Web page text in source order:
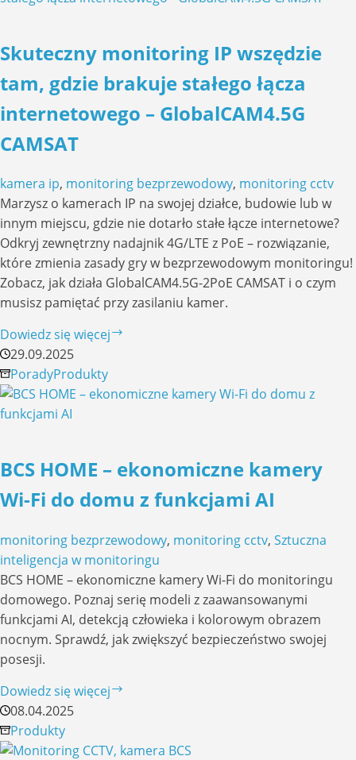
CMS
oraz
BCS
Line
Skuteczny monitoring IP wszędzie
tam, gdzie brakuje stałego łącza
internetowego – GlobalCAM4.5G
CAMSAT
kamera ip, monitoring bezprzewodowy, monitoring cctv
Marzysz o kamerach IP na swojej działce, budowie lub w
innym miejscu, gdzie nie dotarło stałe łącze internetowe?
Odkryj zewnętrzny nadajnik 4G/LTE z PoE – rozwiązanie,
które zmienia zasady gry w bezprzewodowym monitoringu!
Zobacz, jak działa GlobalCAM4.5G-2PoE CAMSAT i o czym
musisz pamiętać przy zasilaniu kamer.
Dowiedz się więcej
wszędzie
stałego
łącza
internetowego
GlobalCAM4.5G
CAMSAT
29.09.2025
PoradyProdukty
BCS HOME – ekonomiczne kamery
Wi-Fi do domu z funkcjami AI
monitoring bezprzewodowy, monitoring cctv, Sztuczna
inteligencja w monitoringu
BCS HOME – ekonomiczne kamery Wi-Fi do monitoringu
domowego. Poznaj serię modeli z zaawansowanymi
funkcjami AI, detekcją człowieka i kolorowym obrazem
nocnym. Sprawdź, jak zwiększyć bezpieczeństwo swojej
posesji.
Dowiedz się więcej
ekonomiczne
08.04.2025
Produkty